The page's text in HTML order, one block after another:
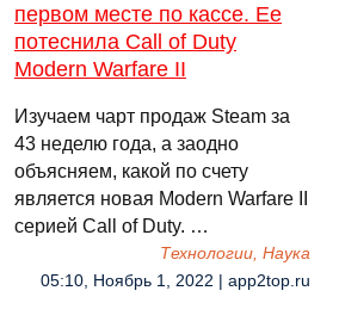
первом месте по кассе. Ее
потеснила Call of Duty
Modern Warfare II
Изучаем чарт продаж Steam за
43 неделю года, а заодно
объясняем, какой по счету
является новая Modern Warfare II
серией Call of Duty. …
Технологии, Наука
05:10, Ноябрь 1, 2022 | app2top.ru